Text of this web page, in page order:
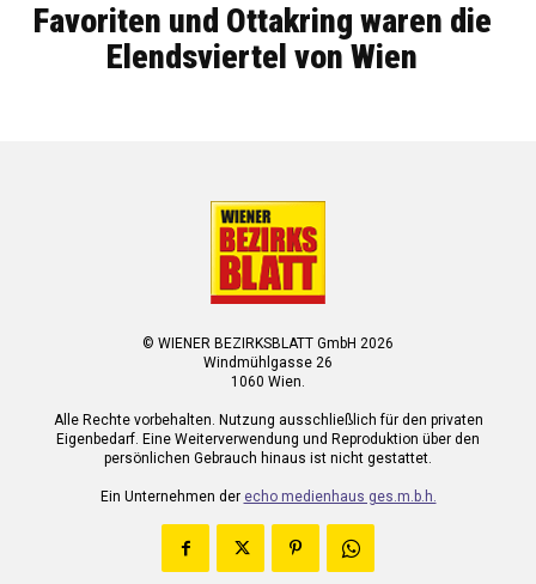
Favoriten und Ottakring waren die
Elendsviertel von Wien
© WIENER BEZIRKSBLATT GmbH 2026
Windmühlgasse 26
1060 Wien.
Alle Rechte vorbehalten. Nutzung ausschließlich für den privaten
Eigenbedarf. Eine Weiterverwendung und Reproduktion über den
persönlichen Gebrauch hinaus ist nicht gestattet.
Ein Unternehmen der echo medienhaus ges.m.b.h.